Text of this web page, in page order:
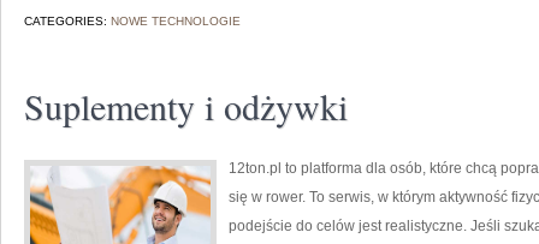
CATEGORIES: NOWE TECHNOLOGIE
Suplementy i odżywki
12ton.pl to platforma dla osób, które chcą
się w rower. To serwis, w którym aktywność
podejście do celów jest realistyczne. Jeśli